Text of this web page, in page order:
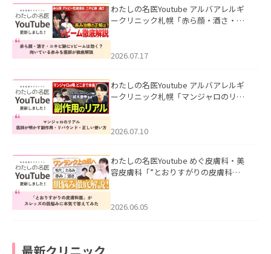
わたしの名医Youtube アルバアレルギ
ークリニック札幌「赤ら顔・酒さ・ニ
した。
2026.07.17
わたしの名医Youtube アルバアレルギ
ークリニック札幌「マンジャロのリア
た。
2026.07.10
わたしの名医Youtube めぐ皮膚科・美
容皮膚科「”とおりすがりの皮膚科
2026.06.05